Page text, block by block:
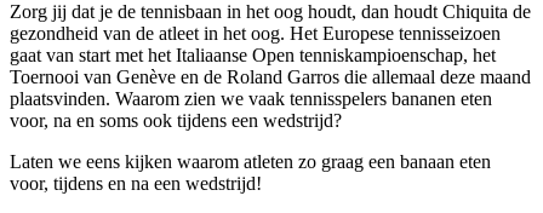
Zorg jij dat je de tennisbaan in het oog houdt, dan houdt Chiquita de
gezondheid van de atleet in het oog. Het Europese tennisseizoen
gaat van start met het Italiaanse Open tenniskampioenschap, het
Toernooi van Genève en de Roland Garros die allemaal deze maand
plaatsvinden. Waarom zien we vaak tennisspelers bananen eten
voor, na en soms ook tijdens een wedstrijd?
Laten we eens kijken waarom atleten zo graag een banaan eten
voor, tijdens en na een wedstrijd!